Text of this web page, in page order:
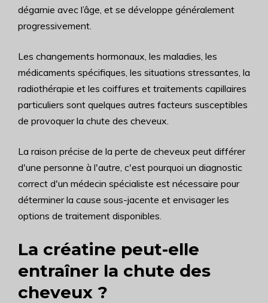
dégarnie avec l’âge, et se développe généralement
progressivement.
Les changements hormonaux, les maladies, les
médicaments spécifiques, les situations stressantes, la
radiothérapie et les coiffures et traitements capillaires
particuliers sont quelques autres facteurs susceptibles
de provoquer la chute des cheveux.
La raison précise de la perte de cheveux peut différer
d'une personne à l'autre, c'est pourquoi un diagnostic
correct d'un médecin spécialiste est nécessaire pour
déterminer la cause sous-jacente et envisager les
options de traitement disponibles.
La créatine peut-elle
entraîner la chute des
cheveux ?